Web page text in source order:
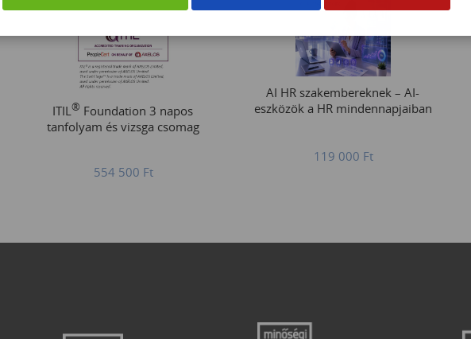
ITIL® Foundation 3 napos
tanfolyam és vizsga csomag
554 500 Ft
AI HR szakembereknek – AI-
eszközök a HR mindennapjaiban
119 000 Ft